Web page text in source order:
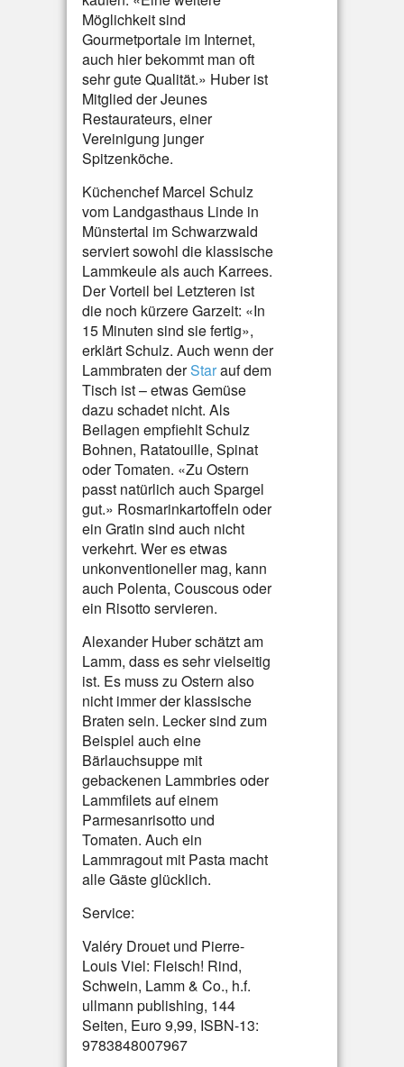
Möglichkeit sind
Gourmetportale im Internet,
auch hier bekommt man oft
sehr gute Qualität.» Huber ist
Mitglied der Jeunes
Restaurateurs, einer
Vereinigung junger
Spitzenköche.
Küchenchef Marcel Schulz
vom Landgasthaus Linde in
Münstertal im Schwarzwald
serviert sowohl die klassische
Lammkeule als auch Karrees.
Der Vorteil bei Letzteren ist
die noch kürzere Garzeit: «In
15 Minuten sind sie fertig»,
erklärt Schulz. Auch wenn der
Lammbraten derStarauf dem
Tisch ist – etwas Gemüse
dazu schadet nicht. Als
Beilagen empfiehlt Schulz
Bohnen, Ratatouille, Spinat
oder Tomaten. «Zu Ostern
passt natürlich auch Spargel
gut.» Rosmarinkartoffeln oder
ein Gratin sind auch nicht
verkehrt. Wer es etwas
unkonventioneller mag, kann
auch Polenta, Couscous oder
ein Risotto servieren.
Alexander Huber schätzt am
Lamm, dass es sehr vielseitig
ist. Es muss zu Ostern also
nicht immer der klassische
Braten sein. Lecker sind zum
Beispiel auch eine
Bärlauchsuppe mit
gebackenen Lammbries oder
Lammfilets auf einem
Parmesanrisotto und
Tomaten. Auch ein
Lammragout mit Pasta macht
alle Gäste glücklich.
Service:
Valéry Drouet und Pierre-
Louis Viel: Fleisch! Rind,
Schwein, Lamm & Co., h.f.
ullmann publishing, 144
Seiten, Euro 9,99, ISBN-13:
9783848007967